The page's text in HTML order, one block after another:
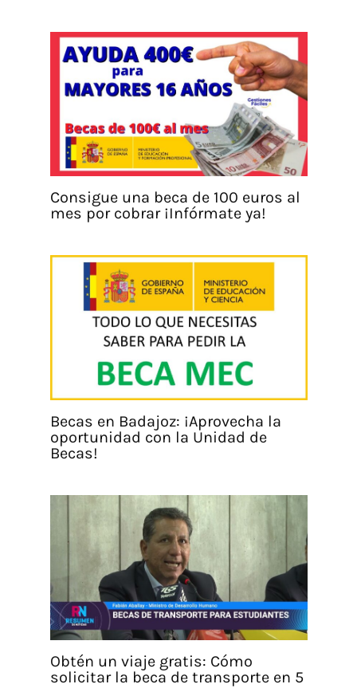
Consigue una beca de 100 euros al
mes por cobrar ¡Infórmate ya!
Becas en Badajoz: ¡Aprovecha la
oportunidad con la Unidad de
Becas!
Obtén un viaje gratis: Cómo
solicitar la beca de transporte en 5